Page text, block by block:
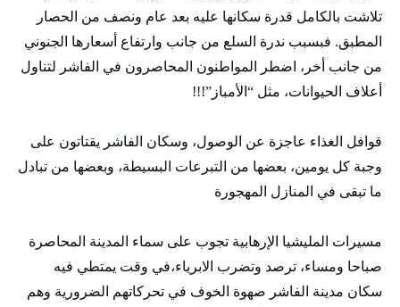
تلاشت بالكامل قدرة سكانها عليه بعد عام ونصف من الحصار
المطبق. فبسبب ندرة السلع من جانب وارتفاع أسعارها الجنوني
من جانب أخر، اضطر المواطنون المحاصرون في الفاشر لتناول
أعلاف الحيوانات، مثل “الأمباز”!!!
قوافل الغذاء عاجزة عن الوصول، وسكان الفاشر يقتاتون على
وجبة كل يومين، بعضها من التبرعات البسيطة، وبعضها من تبادل
ما تبقى في المنازل المهجورة
مسيرات المليشيا الإرهابية تجوب على سماء المدينة المحاصرة
صباحا ومساء، ترصد وتضرب الابرياء،في وقت يمتطي فيه
سكان مدينة الفاشر صهوة الخوف في تحركاتهم الضرورية وهم